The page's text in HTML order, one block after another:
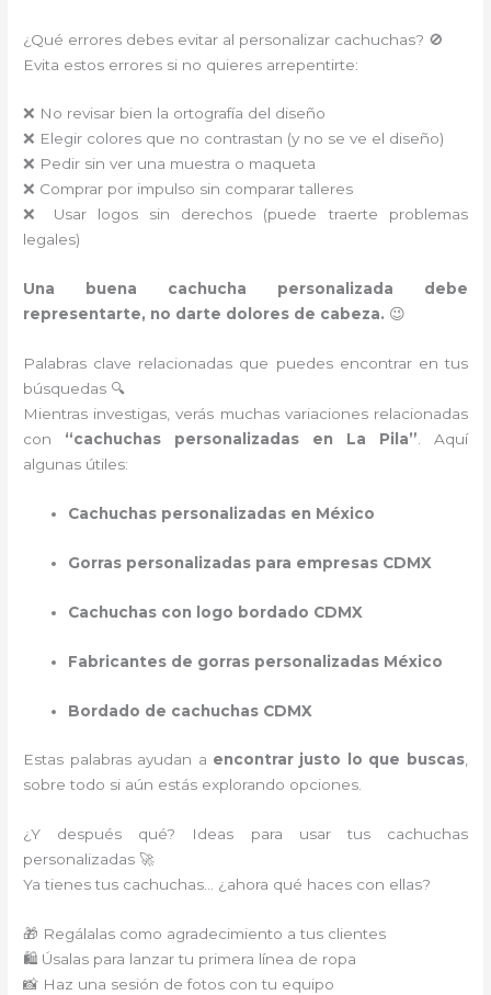
¿Qué errores debes evitar al personalizar cachuchas? 🚫
Evita estos errores si no quieres arrepentirte:
❌ No revisar bien la ortografía del diseño
❌ Elegir colores que no contrastan (y no se ve el diseño)
❌ Pedir sin ver una muestra o maqueta
❌ Comprar por impulso sin comparar talleres
❌ Usar logos sin derechos (puede traerte problemas
legales)
Una buena cachucha personalizada debe
representarte, no darte dolores de cabeza. 😉
Palabras clave relacionadas que puedes encontrar en tus
búsquedas 🔍
Mientras investigas, verás muchas variaciones relacionadas
con “cachuchas personalizadas en La Pila” . Aquí
algunas útiles:
Cachuchas personalizadas en México
Gorras personalizadas para empresas CDMX
Cachuchas con logo bordado CDMX
Fabricantes de gorras personalizadas México
Bordado de cachuchas CDMX
Estas palabras ayudan a encontrar justo lo que buscas,
sobre todo si aún estás explorando opciones.
¿Y después qué? Ideas para usar tus cachuchas
personalizadas 🚀
Ya tienes tus cachuchas… ¿ahora qué haces con ellas?
🎁 Regálalas como agradecimiento a tus clientes
🛍️ Úsalas para lanzar tu primera línea de ropa
📸 Haz una sesión de fotos con tu equipo